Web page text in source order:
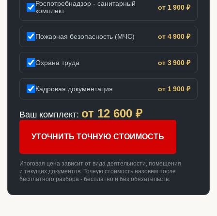
Роспотребнадзор - санитарный
комплект
от 1 900 ₽
Пожарная безопасность (МЧС) от 4 900 ₽
Охрана труда от 3 900 ₽
Кадровая документация от 1 900 ₽
Ваш комплект: от 12 600 ₽
УТОЧНИТЬ ТОЧНУЮ СТОИМОСТЬ
Итоговая цена зависит от вида деятельности, помещения
и текущих документов. Точную стоимость назовём после
бесплатного разбора - бесплатно и без обязательств.